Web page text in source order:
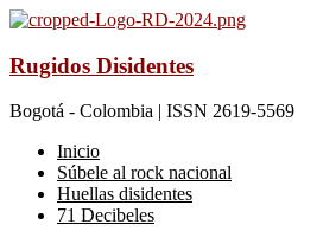
Rugidos Disidentes
Bogotá - Colombia | ISSN 2619-5569
Inicio
Súbele al rock nacional
Huellas disidentes
71 Decibeles